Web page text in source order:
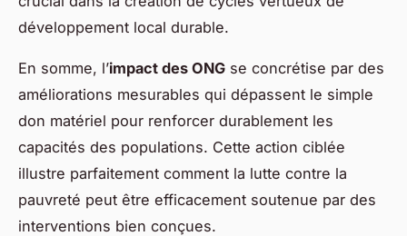
développement local durable.
En somme, l’impact des ONG se concrétise par des
améliorations mesurables qui dépassent le simple
don matériel pour renforcer durablement les
capacités des populations. Cette action ciblée
illustre parfaitement comment la lutte contre la
pauvreté peut être efficacement soutenue par des
interventions bien conçues.